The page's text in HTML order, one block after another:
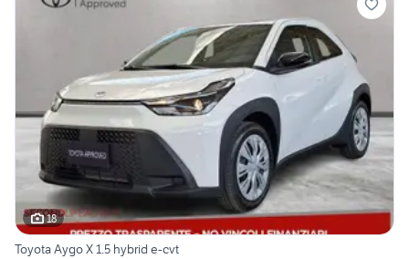
18
Toyota Aygo X 1.5 hybrid e-cvt